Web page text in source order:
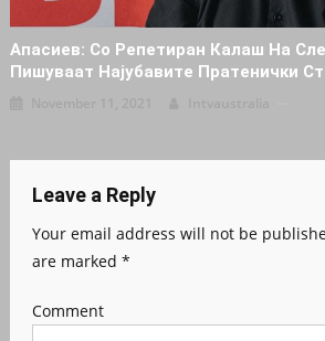
Апасиев: Со Репетиран Калаш На
Пишуваат Најубавите Пратенички
Leave a Reply
Your email address will not be
are marked *
Comment